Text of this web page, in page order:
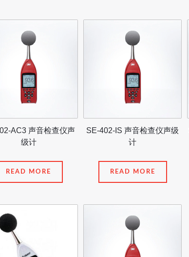
AC3 声音检查仪声
级计
READ MORE
SE-402-IS 声音检查仪声级
计
READ MORE